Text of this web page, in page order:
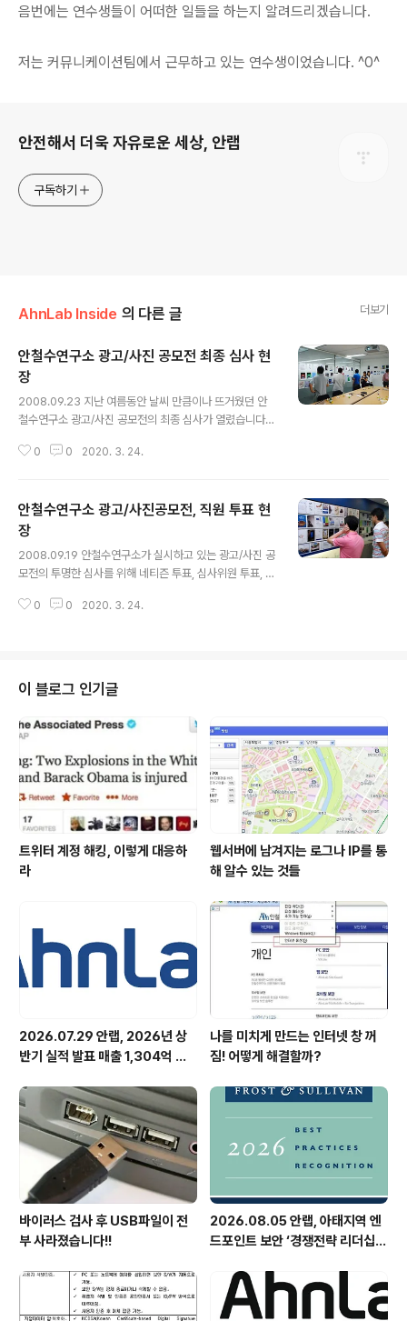
음번에는 연수생들이 어떠한 일들을 하는지 알려드리겠습니다.
저는 커뮤니케이션팀에서 근무하고 있는 연수생이었습니다. ^0^
안전해서 더욱 자유로운 세상, 안랩
구독하기
AhnLab Inside 의 다른 글 더보기
안철수연구소 광고/사진 공모전 최종 심사 현
장
2008.09.23 지난 여름동안 날씨 만큼이나 뜨거웠던 안
철수연구소 광고/사진 공모전의 최종 심사가 열렸습니다.
디자인과 한백진 교수님과 외부 전문가로 디자인블루 이상
의 영광을 가져가실지 정말 궁금한데요... 수상자 발표는 오
는 9월 29일, 행사를 진행했던 아이디테일의 공모전 페이
지에서 발표되며 수상자들에게는 개별 연락을 드릴 예정입
니다. 광고/사진 공모전에 참가해 주신 분들에게 진심으로
감사의 말씀을 드리며, 좋은 결과가 있기를 기대합니다.
0 0 2020. 3. 24.
안철수연구소 광고/사진공모전, 직원 투표 현
장
2008.09.19 안철수연구소가 실시하고 있는 광고/사진 공
모전의 투명한 심사를 위해 네티즌 투표, 심사위원 투표, 직
5%의 비중을 차지하는데요, 무엇보다 안랩인들의 마음을
이디테일 내 응모작 갤러리에서 마음에 드는 작품에 추천
버튼을 누르는 형식으로 진행됩니다. 아직 투표를 하지 않
으신 분들은 지금 곧, 아이디테일로 가셔서 투표하시고, 아
이팟 터치 8G, 닌텐도 위(Wii) 등 다양한 경품을 받으시는
행운도 누리시길 바라겠습니다.
0 0 2020. 3. 24.
이 블로그 인기글
트위터 계정 해킹, 이렇게 대응하
라
웹서버에 남겨지는 로그나 IP를 통
해 알수 있는 것들
2026.07.29 안랩, 2026년 상
반기 실적 발표 매출 1,304억 원,
나를 미치게 만드는 인터넷 창 꺼
짐! 어떻게 해결할까?
바이러스 검사 후 USB파일이 전
부 사라졌습니다!!
2026.08.05 안랩, 아태지역 엔
드포인트 보안 ‘경쟁전략 리더십’